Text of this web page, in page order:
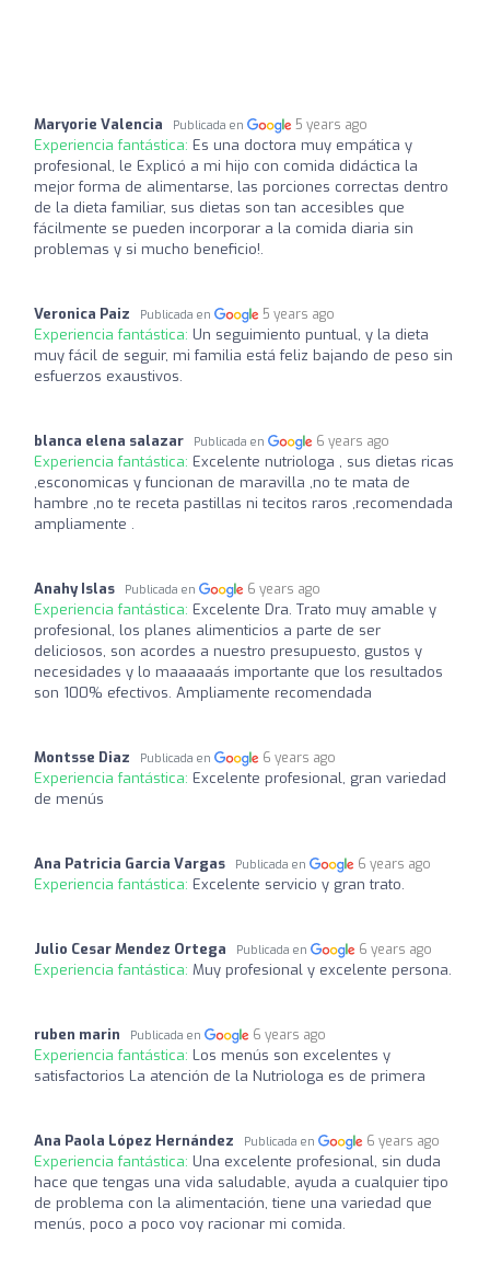
Maryorie Valencia Publicada en 5 years ago
Experiencia fantástica: Es una doctora muy empática y
profesional, le Explicó a mi hijo con comida didáctica la
mejor forma de alimentarse, las porciones correctas dentro
de la dieta familiar, sus dietas son tan accesibles que
fácilmente se pueden incorporar a la comida diaria sin
problemas y si mucho beneficio!.
Veronica Paiz Publicada en 5 years ago
Experiencia fantástica: Un seguimiento puntual, y la dieta
muy fácil de seguir, mi familia está feliz bajando de peso sin
esfuerzos exaustivos.
blanca elena salazar Publicada en 6 years ago
Experiencia fantástica: Excelente nutriologa , sus dietas ricas
,esconomicas y funcionan de maravilla ,no te mata de
hambre ,no te receta pastillas ni tecitos raros ,recomendada
ampliamente .
Anahy Islas Publicada en 6 years ago
Experiencia fantástica: Excelente Dra. Trato muy amable y
profesional, los planes alimenticios a parte de ser
deliciosos, son acordes a nuestro presupuesto, gustos y
necesidades y lo maaaaaás importante que los resultados
son 100% efectivos. Ampliamente recomendada
Montsse Diaz Publicada en 6 years ago
Experiencia fantástica: Excelente profesional, gran variedad
de menús
Ana Patricia Garcia Vargas Publicada en 6 years ago
Experiencia fantástica: Excelente servicio y gran trato.
Julio Cesar Mendez Ortega Publicada en 6 years ago
Experiencia fantástica: Muy profesional y excelente persona.
ruben marin Publicada en 6 years ago
Experiencia fantástica: Los menús son excelentes y
satisfactorios La atención de la Nutriologa es de primera
Ana Paola López Hernández Publicada en 6 years ago
Experiencia fantástica: Una excelente profesional, sin duda
hace que tengas una vida saludable, ayuda a cualquier tipo
de problema con la alimentación, tiene una variedad que
menús, poco a poco voy racionar mi comida.